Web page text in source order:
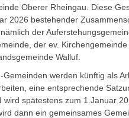
Oberer Rheingau. Diese
2026 bestehender
der
der ev.
Walluf.
Gemeinden werden künftig als
eine entsprechende
wird spätestens zum 1.Januar
dann ein gemeinsames